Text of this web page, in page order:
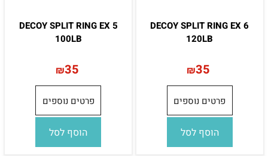
DECOY SPLIT RING EX 6
120LB
₪35
פרטים נוספים
הוסף לסל
DECOY SPLIT RING EX 5
100LB
₪35
פרטים נוספים
הוסף לסל